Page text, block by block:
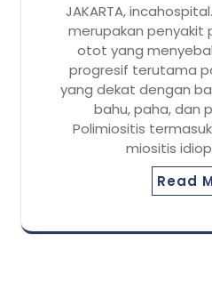
JAKARTA,
merupakan penyakit
otot yang
progresif terutama
yang dekat dengan
bahu, paha, dan
Polimiositis
miositis
Read